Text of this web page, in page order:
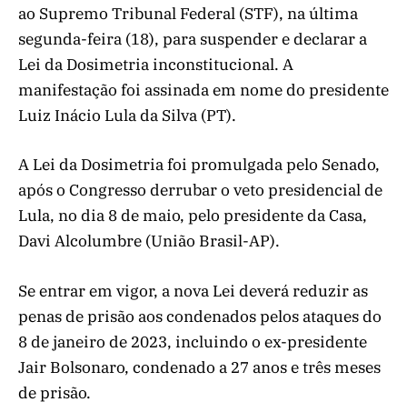
ao Supremo Tribunal Federal (STF), na última
segunda-feira (18), para suspender e declarar a
Lei da Dosimetria inconstitucional. A
manifestação foi assinada em nome do presidente
Luiz Inácio Lula da Silva (PT).
A Lei da Dosimetria foi promulgada pelo Senado,
após o Congresso derrubar o veto presidencial de
Lula, no dia 8 de maio, pelo presidente da Casa,
Davi Alcolumbre (União Brasil-AP).
Se entrar em vigor, a nova Lei deverá reduzir as
penas de prisão aos condenados pelos ataques do
8 de janeiro de 2023, incluindo o ex-presidente
Jair Bolsonaro, condenado a 27 anos e três meses
de prisão.